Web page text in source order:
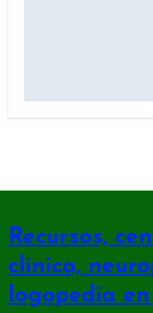
Recursos,
clínica,
logopedia